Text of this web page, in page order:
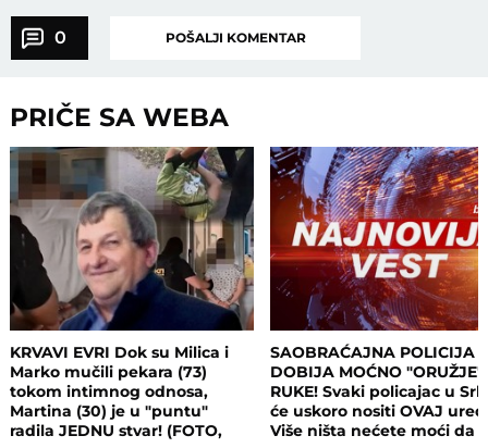
0 POŠALJI KOMENTAR
PRIČE SA WEBA
KRVAVI EVRI Dok su Milica i
Marko mučili pekara (73)
tokom intimnog odnosa,
Martina (30) je u "puntu"
radila JEDNU stvar! (FOTO,
SAOBRAĆAJNA POLICIJA
DOBIJA MOĆNO "ORUŽJE"
RUKE! Svaki policajac u
će uskoro nositi OVAJ
Više ništa nećete moći da